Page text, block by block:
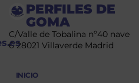
PERFILES DE
GOMA
C/Valle de Tobalina nº40 nave
6 28021 Villaverde Madrid
INICIO